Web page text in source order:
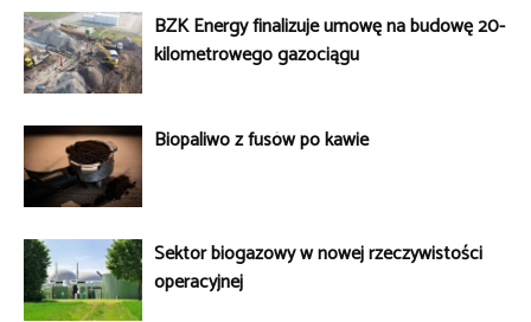
BZK Energy finalizuje umowę na budowę 20-
kilometrowego gazociągu
Biopaliwo z fusów po kawie
Sektor biogazowy w nowej rzeczywistości
operacyjnej